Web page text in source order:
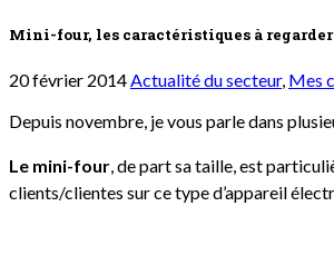
Mini-four, les caractéristiques à regarder
20 février 2014Actualité du secteur, Mes
Depuis novembre, je vous parle dans
Le mini-four, de part sa taille, est
clients/clientes sur ce type d’appareil